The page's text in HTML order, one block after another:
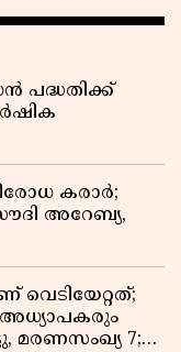
പദ്ധതിക്ക്
കരാർ;
അറേബ്യ,
വെടിയേറ്റത്;
മരണസംഖ്യ 7;